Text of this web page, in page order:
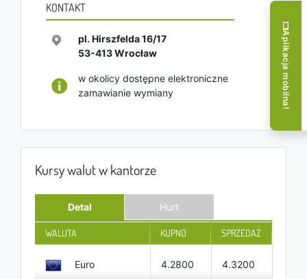
KONTAKT
pl. Hirszfelda 16/17
53-413Wrocław
w okolicy dostępne elektroniczne
zamawianie wymiany
Kursy walut w kantorze
Detal Hurt
WALUTA KUPNO SPRZEDAŻ
Euro 4.2800 4.3200
Aplikacja mobilna!